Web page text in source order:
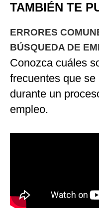
TAMBIÉN TE
ERRORES
BÚSQUEDA DE
Conozca cuáles
frecuentes que
durante un
empleo.